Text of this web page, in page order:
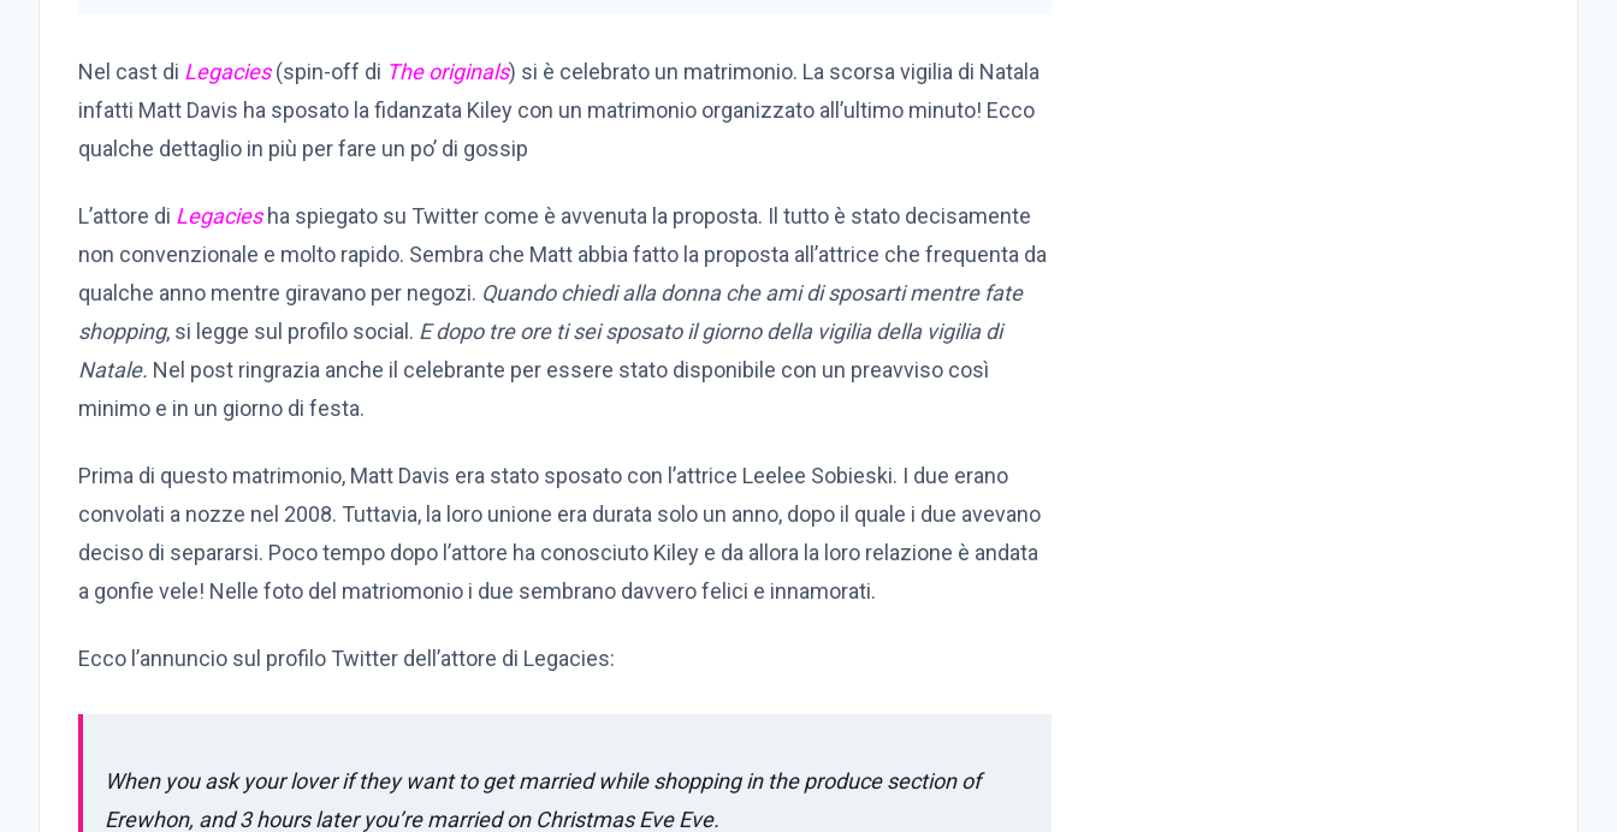
Nel cast di Legacies(spin-off di The originals) si è celebrato un matrimonio. La scorsa vigilia di Natala
infatti Matt Davis ha sposato la fidanzata Kiley con un matrimonio organizzato all’ultimo minuto! Ecco
qualche dettaglio in più per fare un po’ di gossip
L’attore di Legaciesha spiegato su Twitter come è avvenuta la proposta. Il tutto è stato decisamente
non convenzionale e molto rapido. Sembra che Matt abbia fatto la proposta all’attrice che frequenta da
qualche anno mentre giravano per negozi. Quando chiedi alla donna che ami di sposarti mentre fate
shopping, si legge sul profilo social. E dopo tre ore ti sei sposato il giorno della vigilia della vigilia di
Natale. Nel post ringrazia anche il celebrante per essere stato disponibile con un preavviso così
minimo e in un giorno di festa.
Prima di questo matrimonio, Matt Davis era stato sposato con l’attrice Leelee Sobieski. I due erano
convolati a nozze nel 2008. Tuttavia, la loro unione era durata solo un anno, dopo il quale i due avevano
deciso di separarsi. Poco tempo dopo l’attore ha conosciuto Kiley e da allora la loro relazione è andata
a gonfie vele! Nelle foto del matriomonio i due sembrano davvero felici e innamorati.
Ecco l’annuncio sul profilo Twitter dell’attore di Legacies:
When you ask your lover if they want to get married while shopping in the produce section of
Erewhon, and 3 hours later you’re married on Christmas Eve Eve.